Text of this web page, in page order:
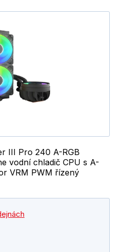
III Pro 240 A-RGB
vodní chladič CPU s A-
VRM PWM řízený